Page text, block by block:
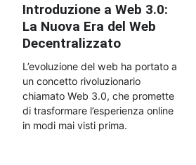
Introduzione a Web 3.0:
La Nuova Era del Web
Decentralizzato
L’evoluzione del web ha portato a
un concetto rivoluzionario
chiamato Web 3.0, che promette
di trasformare l’esperienza online
in modi mai visti prima.